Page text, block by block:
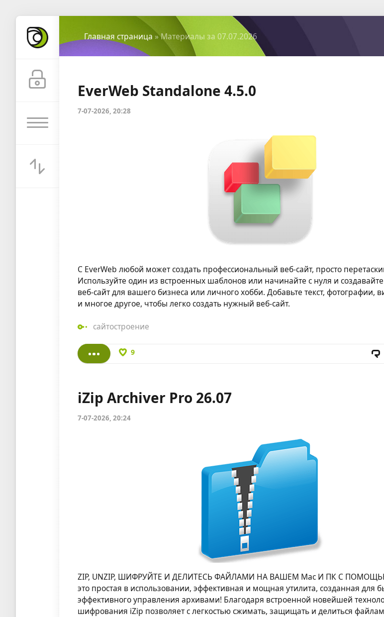
Главная страница » Материалы за 07.07.2026
EverWeb Standalone 4.5.0
7-07-2026, 20:28
С EverWeb любой может создать профессиональный веб-сайт, просто
Используйте один из встроенных шаблонов или начинайте с нуля и
веб-сайт для вашего бизнеса или личного хобби. Добавьте текст, фотографии,
и многое другое, чтобы легко создать нужный веб-сайт.
сайтостроение
9
iZip Archiver Pro 26.07
7-07-2026, 20:24
ZIP, UNZIP, ШИФРУЙТЕ И ДЕЛИТЕСЬ ФАЙЛАМИ НА ВАШЕМ Mac И ПК С
это простая в использовании, эффективная и мощная утилита, созданная для
эффективного управления архивами! Благодаря встроенной новейшей
шифрования iZip позволяет с легкостью сжимать, защищать и делиться